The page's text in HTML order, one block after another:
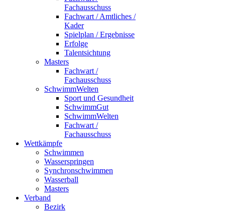
Fachausschuss
Fachwart / Amtliches /
Kader
Spielplan / Ergebnisse
Erfolge
Talentsichtung
Masters
Fachwart /
Fachausschuss
SchwimmWelten
Sport und Gesundheit
SchwimmGut
SchwimmWelten
Fachwart /
Fachausschuss
Wettkämpfe
Schwimmen
Wasserspringen
Synchronschwimmen
Wasserball
Masters
Verband
Bezirk